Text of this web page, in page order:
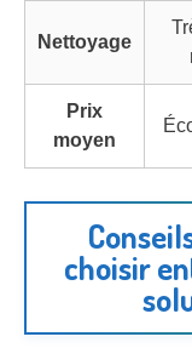
Nettoyage
Prix
moyen
choisir